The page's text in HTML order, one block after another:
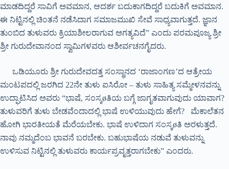
ಮಾಡದಿದ್ದರೆ ಸಾವಿಗೆ ಅವಮಾನ, ಆದರ್ಶ ಬದುಕಾಗದಿದ್ದರೆ ಬದುಕಿಗೆ ಅವಮಾನ.
ಈ ನಿಟ್ಟಿನಲ್ಲಿ ಚಿಂತನೆ ನಡೆಸಿದಾಗ ಸಮಾಜಮುಖಿ ಸೇವೆ ಸಾಧ್ಯವಾಗುತ್ತದೆ. ಜ್ಞಾನ
ತುಂಬಿದ ತುಳುವರು ಕ್ರಿಯಾಶೀಲರಾಗುವ ಅಗತ್ಯವಿದೆ” ಎಂದು ಪರಮಪೂಜ್ಯ ಶ್ರೀ
ಶ್ರೀ ಗುರುದೇವಾನಂದ ಸ್ವಾಮಿಗಳವರು ಆಶೀರ್ವಚನಗೈದರು.
ಒಡಿಯೂರು ಶ್ರೀ ಗುರುದೇವದತ್ತ ಸಂಸ್ಥಾನದ ‘ರಾಜಾಂಗಣ’ದ ಆತ್ರೇಯ
ಮಂಟಪದಲ್ಲಿ ಜರಗಿದ 22ನೇ ತುಳು ಐಸಿರೋ – ತುಳು ಸಾಹಿತ್ಯ ಸಮ್ಮೇಳನವನ್ನು
ಉದ್ಘಾಟಿಸಿದ ಅವರು “ಭಾಷೆ, ಸಂಸ್ಕøತಿಯ ಬಗ್ಗೆ ಜಾಗೃತವಾಗುವುದು ಯಾವಾಗ?
ತುಳುವರಿಗೆ ತುಳು ಬೇಡವೆಂದಾದಲ್ಲಿ ಭಾಷೆ ಉಳಿಯುವುದು ಹೇಗೆ? ಮೆಕಾಲೆತನ
ಹೋಗಿ ಭಾರತೀಯತೆ ಮೆರೆಯಬೇಕು. ಭಾಷೆ ಉಳಿದಾಗ ಸಂಸ್ಕøತಿ ಅರಳುತ್ತದೆ.
ನಾವು ನಮ್ಮದೆಂಬ ಭಾವನೆ ಬರಬೇಕು. ಬಹುಭಾಷೆಯ ನಡುವೆ ತುಳುವನ್ನು
ಉಳಿಸುವ ನಿಟ್ಟಿನಲ್ಲಿ ತುಳುವರು ಕಾರ್ಯಪ್ರವೃತ್ತರಾಗಬೇಕು” ಎಂದರು.